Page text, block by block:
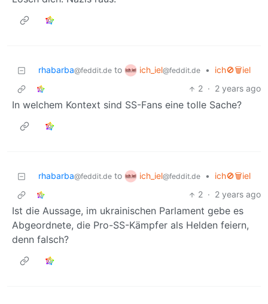
rhabarba@feddit.de to ich_iel@feddit.de •
ich🚫🗑️iel
2 · 2 years ago
In welchem Kontext sind SS-Fans eine tolle Sache?
rhabarba@feddit.de to ich_iel@feddit.de •
ich🚫🗑️iel
2 · 2 years ago
Ist die Aussage, im ukrainischen Parlament gebe es
Abgeordnete, die Pro-SS-Kämpfer als Helden feiern,
denn falsch?